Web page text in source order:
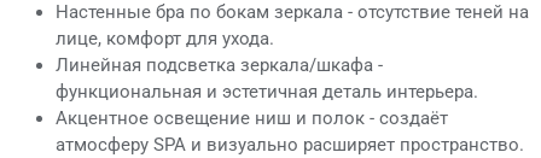
Настенные бра по бокам зеркала - отсутствие теней на
лице, комфорт для ухода.
Линейная подсветка зеркала/шкафа -
функциональная и эстетичная деталь интерьера.
Акцентное освещение ниш и полок - создаёт
атмосферу SPA и визуально расширяет пространство.